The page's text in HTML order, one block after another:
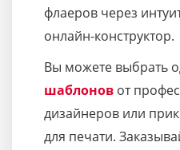
флаеров через
онлайн-конструктор.
Вы можете выбрать
шаблонов от
дизайнеров или
для печати.